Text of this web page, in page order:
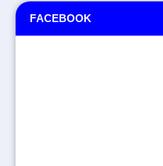
FACEBOOK